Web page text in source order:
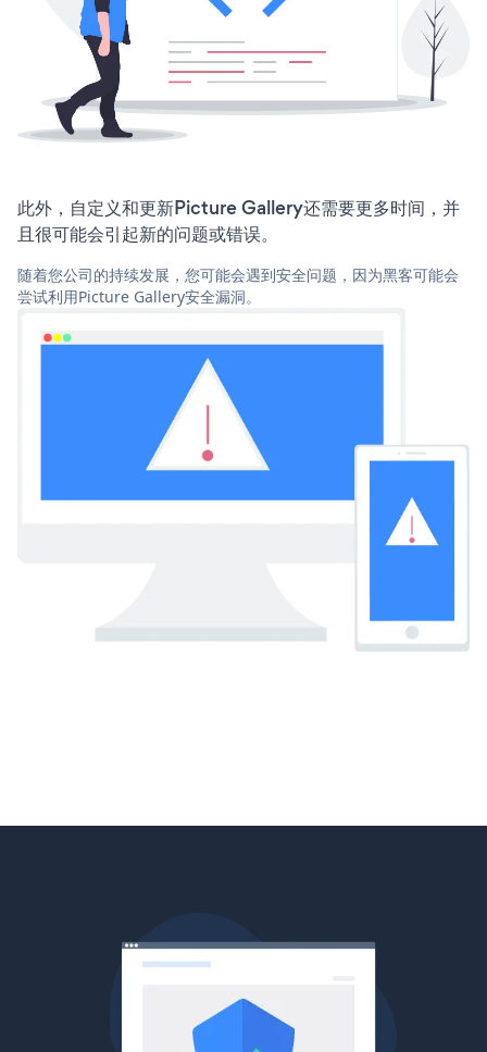
此外，自定义和更新Picture Gallery还需要更多时间，并
且很可能会引起新的问题或错误。
随着您公司的持续发展，您可能会遇到安全问题，因为黑客可能会
尝试利用Picture Gallery安全漏洞。